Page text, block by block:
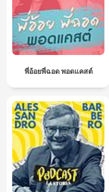
พี่อ้อยพี่ฉอด พอดแคสต์